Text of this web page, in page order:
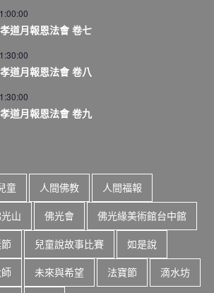
道月報恩法會 卷七
道月報恩法會 卷八
道月報恩法會 卷九
童 人間佛教 人間福報
山 佛光會 佛光緣美術館台中館
兒童說故事比賽 如是說
未來與希望 法寶節 滴水坊